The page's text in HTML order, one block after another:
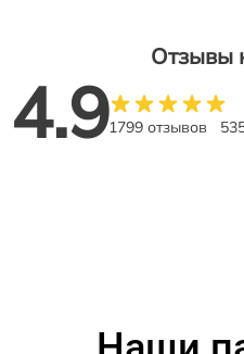
Отзывы
4.91799 отзывов